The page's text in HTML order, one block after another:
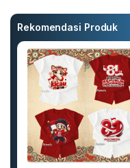
Rekomendasi Produk